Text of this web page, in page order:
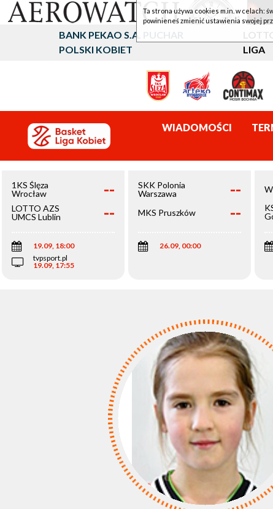
BANK PEKAO S.A. PUCHAR
POLSKI KOBIET
LIGA
WIADOMOŚCI
1KS Ślęza
Wrocław
--
LOTTO AZS
UMCS Lublin
--
19.09, 18:00
tvpsport.pl
19.09, 17:55
SKK Polonia
Warszawa
--
MKS Pruszków --
26.09, 00:00
Ta strona używa cookies m.in. w celach:
powinieneś zmienić ustawienia swojej